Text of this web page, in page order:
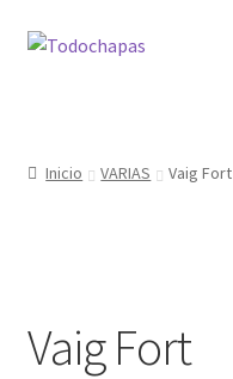
Inicio VARIAS Vaig Fort
Vaig Fort